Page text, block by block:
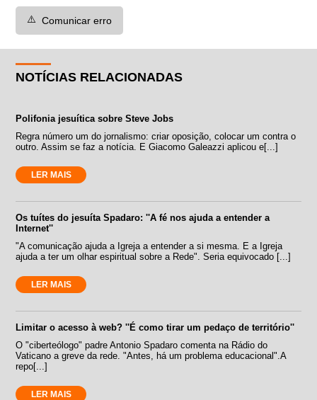
⚠️ Comunicar erro
NOTÍCIAS RELACIONADAS
Polifonia jesuítica sobre Steve Jobs
Regra número um do jornalismo: criar oposição, colocar um contra o
outro. Assim se faz a notícia. E Giacomo Galeazzi aplicou e[...]
LER MAIS
Os tuítes do jesuíta Spadaro: ''A fé nos ajuda a entender a
Internet''
"A comunicação ajuda a Igreja a entender a si mesma. E a Igreja
ajuda a ter um olhar espiritual sobre a Rede". Seria equivocado [...]
LER MAIS
Limitar o acesso à web? ''É como tirar um pedaço de território''
O "ciberteólogo" padre Antonio Spadaro comenta na Rádio do
Vaticano a greve da rede. "Antes, há um problema educacional".A
repo[...]
LER MAIS